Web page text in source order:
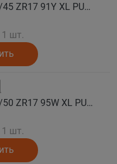
COMFORSER Автошина 215/45 ZR17 91Y XL PURESPEED лето
шт.
COMFORSER Автошина 215/50 ZR17 95W XL PURESPEED лето
шт.